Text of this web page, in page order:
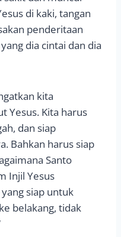
di kaki, tangan
penderitaan
dia cintai dan dia
kita
Yesus. Kita harus
dan siap
Bahkan harus siap
Santo
Injil Yesus
siap untuk
belakang, tidak